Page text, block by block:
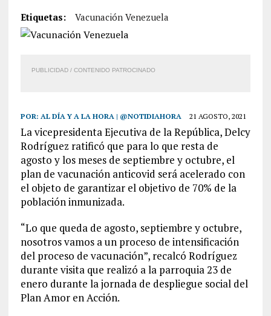
Etiquetas: Vacunación Venezuela
PUBLICIDAD / CONTENIDO PATROCINADO
POR: AL DÍA Y A LA HORA | @NOTIDIAHORA 21 AGOSTO, 2021
La vicepresidenta Ejecutiva de la República, Delcy
Rodríguez ratificó que para lo que resta de
agosto y los meses de septiembre y octubre, el
plan de vacunación anticovid será acelerado con
el objeto de garantizar el objetivo de 70% de la
población inmunizada.
“Lo que queda de agosto, septiembre y octubre,
nosotros vamos a un proceso de intensificación
del proceso de vacunación”, recalcó Rodríguez
durante visita que realizó a la parroquia 23 de
enero durante la jornada de despliegue social del
Plan Amor en Acción.